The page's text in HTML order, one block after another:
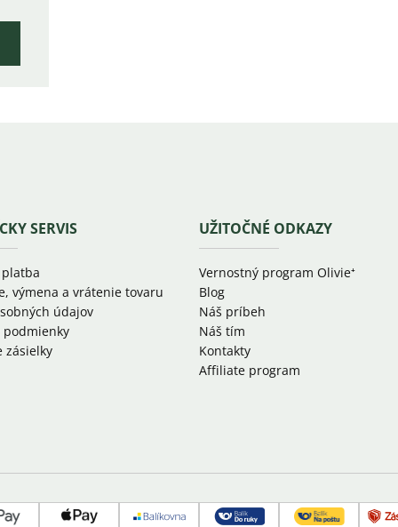
SERVIS
výmena a vrátenie tovaru
údajov
zásielky
UŽITOČNÉ ODKAZY
Vernostný program Olivie⁺
Blog
Náš príbeh
Náš tím
Kontakty
Affiliate program